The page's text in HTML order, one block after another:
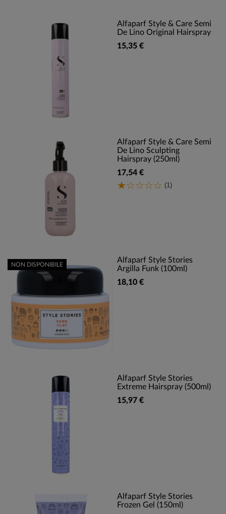
Alfaparf Style & Care Semi
De Lino Original Hairspray
15,35 €
Alfaparf Style & Care Semi
De Lino Sculpting
Hairspray (250ml)
17,54 €
(1)
Alfaparf Style Stories
Argilla Funk (100ml)
18,10 €
NON DISPONIBILE
Alfaparf Style Stories
Extreme Hairspray (500ml)
15,97 €
Alfaparf Style Stories
Frozen Gel (150ml)